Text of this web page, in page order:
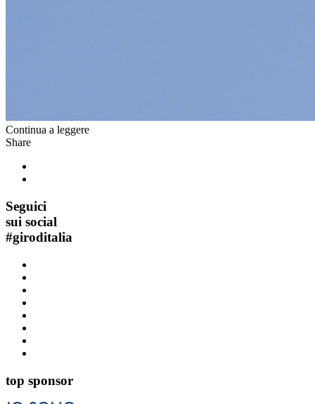
Continua a leggere
Share
Seguici
sui social
#giroditalia
top sponsor